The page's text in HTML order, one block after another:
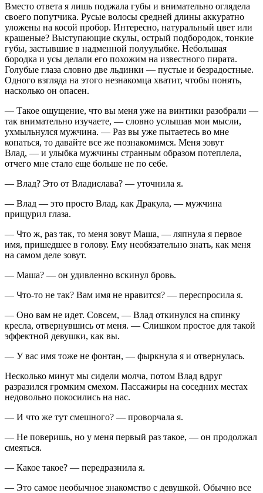
Вместо ответа я лишь поджала губы и внимательно оглядела
своего попутчика. Русые волосы средней длины аккуратно
уложены на косой пробор. Интересно, натуральный цвет или
крашеные? Выступающие скулы, острый подбородок, тонкие
губы, застывшие в надменной полуулыбке. Небольшая
бородка и усы делали его похожим на известного пирата.
Голубые глаза словно две льдинки — пустые и безрадостные.
Одного взгляда на этого незнакомца хватит, чтобы понять,
насколько он опасен.
— Такое ощущение, что вы меня уже на винтики разобрали —
так внимательно изучаете, — словно услышав мои мысли,
ухмыльнулся мужчина. — Раз вы уже пытаетесь во мне
копаться, то давайте все же познакомимся. Меня зовут
Влад, — и улыбка мужчины странным образом потеплела,
отчего мне стало еще больше не по себе.
— Влад? Это от Владислава? — уточнила я.
— Влад — это просто Влад, как Дракула, — мужчина
прищурил глаза.
— Что ж, раз так, то меня зовут Маша, — ляпнула я первое
имя, пришедшее в голову. Ему необязательно знать, как меня
на самом деле зовут.
— Маша? — он удивленно вскинул бровь.
— Что-то не так? Вам имя не нравится? — переспросила я.
— Оно вам не идет. Совсем, — Влад откинулся на спинку
кресла, отвернувшись от меня. — Слишком простое для такой
эффектной девушки, как вы.
— У вас имя тоже не фонтан, — фыркнула я и отвернулась.
Несколько минут мы сидели молча, потом Влад вдруг
разразился громким смехом. Пассажиры на соседних местах
недовольно покосились на нас.
— И что же тут смешного? — проворчала я.
— Не поверишь, но у меня первый раз такое, — он продолжал
смеяться.
— Какое такое? — передразнила я.
— Это самое необычное знакомство с девушкой. Обычно все